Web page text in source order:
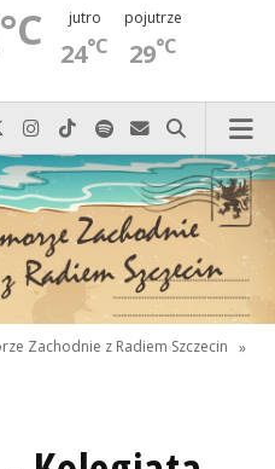
°C jutro
24°C
pojutrze
29°C
po prostu do nas zadzwoń
nas na Facebook-u
Odwiedź nas na X
Odwiedź nas na Instagram-ie
Odwiedź nas na TikTok-u
Szukaj nas na Spotify
Wyślij do nas
Szukaj
Zachodnie z Radiem Szczecin »